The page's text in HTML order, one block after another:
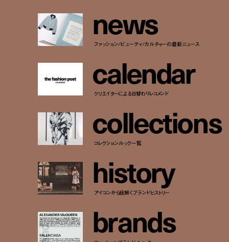
news
ファッション/ビューティ/カルチャーの最新ニュース
calendar
クリエイターによる日替わりレコメンド
collections
コレクションルック一覧
history
アイコンから紐解くブランドヒストリー
brands